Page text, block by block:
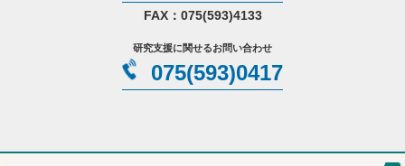
FAX：075(593)4133
研究支援に関せるお問い合わせ
075(593)0417